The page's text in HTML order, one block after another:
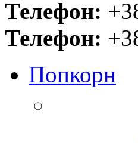
Телефон:
Телефон:
Попкорн